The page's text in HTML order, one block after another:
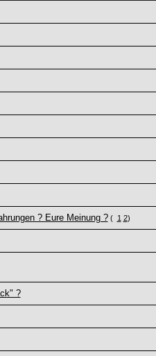
? Eure Meinung ?( 1 2)
?